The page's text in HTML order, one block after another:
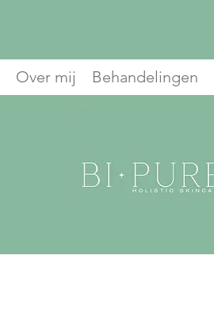
Over mij Behandelingen